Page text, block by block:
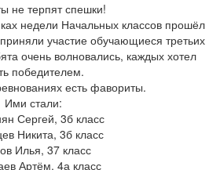
не терпят спешки!
недели Начальных классов прошёл
участие обучающиеся третьих
очень волновались, каждых хотел
победителем.
есть фавориты.
Ими стали:
Сергей, 3б класс
Никита, 3б класс
Илья, 37 класс
Артём, 4а класс